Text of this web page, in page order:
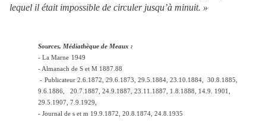
lequel il était impossible de circuler jusqu’à minuit. »
Sources, Médiathèque de Meaux :
- La Marne 1949
- Almanach de S et M 1887.88
- Publicateur 2.6.1872, 29.6.1873, 29.5.1884, 23.10.1884,
30.8.1885,
9.6.1886,
20.7.1887, 24.9.1887, 23.11.1887, 1.8.1888, 14.9. 1901,
29.5.1907, 7.9.1929,
- Journal de s et m 19.9.1872, 20.8.1874, 24.8.1935